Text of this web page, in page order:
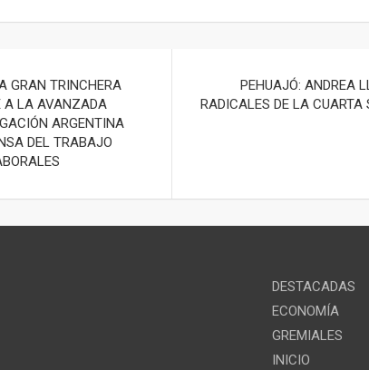
GRAN TRINCHERA
A LA AVANZADA
ARGENTINA
DEL TRABAJO
PEHUAJÓ: ANDREA
RADICALES DE LA CUARTA
DESTACADAS
ECONOMÍA
GREMIALES
INICIO